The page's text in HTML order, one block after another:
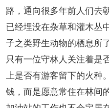
路，通向很多年前人们去
已经埋没在杂草和灌木丛
子之类野生动物的栖息所
只有一位守林人关注着是
上是否有游客留下的火种
钱，而是愿意常住在林间